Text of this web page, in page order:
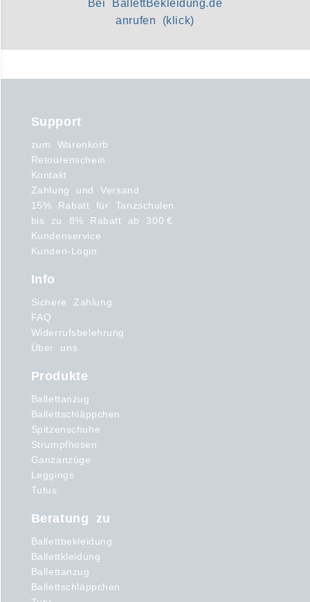
Bei BallettBekleidung.de
anrufen (klick)
Support
zum Warenkorb
Retourenschein
Kontakt
Zahlung und Versand
15% Rabatt für Tanzschulen
bis zu 8% Rabatt ab 300 €
Kundenservice
Kunden-Login
Info
Sichere Zahlung
FAQ
Widerrufsbelehrung
Über uns
Produkte
Ballettanzug
Ballettschläppchen
Spitzenschuhe
Strumpfhosen
Ganzanzüge
Leggings
Tutus
Beratung zu
Ballettbekleidung
Ballettkleidung
Ballettanzug
Ballettschläppchen